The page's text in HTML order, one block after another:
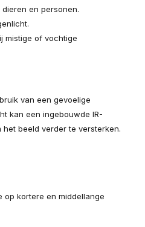
en personen.
mistige of vochtige
van een gevoelige
kan een ingebouwde IR-
beeld verder te versterken.
op kortere en middellange